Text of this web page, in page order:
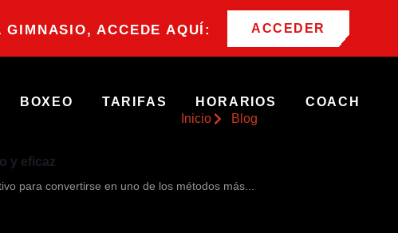
ACCEDE AQUÍ: ACCEDER
BOXEO TARIFAS HORARIOS COACH
Inicio Blog
y eficaz
para convertirse en uno de los métodos más...